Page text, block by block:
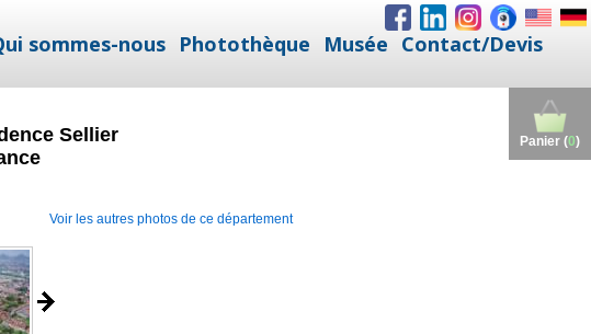
sommes-nous Photothèque Musée Contact/Devis